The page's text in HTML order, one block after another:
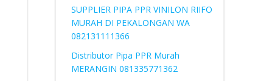
SUPPLIER PIPA PPR VINILON RIIFO
MURAH DI PEKALONGAN WA
082131111366
Distributor Pipa PPR Murah
MERANGIN 081335771362